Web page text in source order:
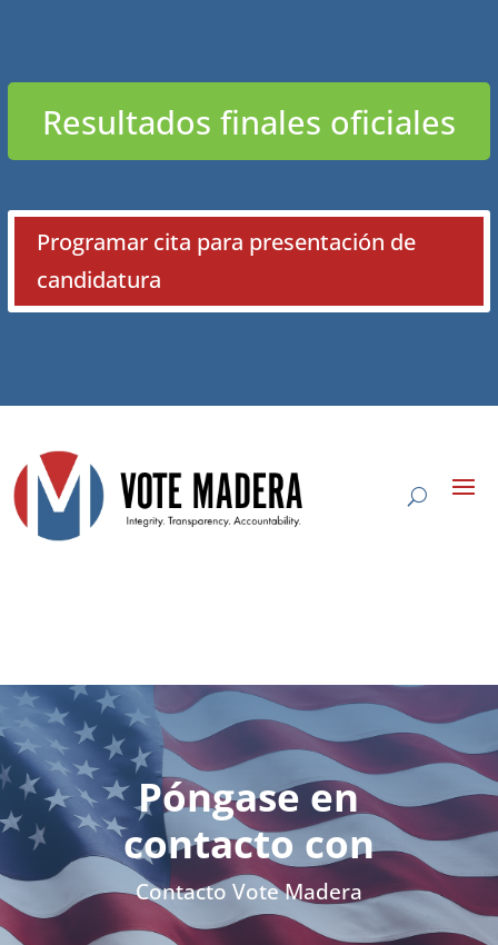
Resultados finales oficiales
Programar cita para presentación de
candidatura
Póngase en
contacto con
Contacto Vote Madera